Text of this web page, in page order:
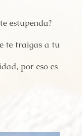
estupenda?
te traigas a tu
por eso es